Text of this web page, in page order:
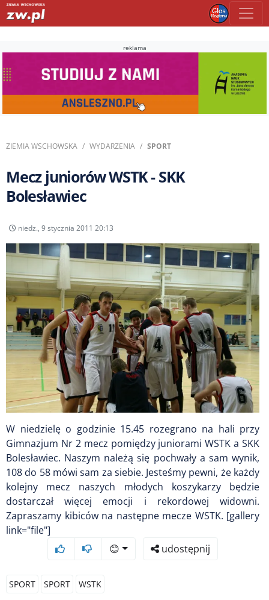
reklama
ZIEMIA WSCHOWSKA WYDARZENIA SPORT
Mecz juniorów WSTK - SKK
Bolesławiec
niedz., 9 stycznia 2011 20:13
W niedzielę o godzinie 15.45 rozegrano na hali przy
Gimnazjum Nr 2 mecz pomiędzy juniorami WSTK a SKK
Bolesławiec. Naszym należą się pochwały a sam wynik,
108 do 58 mówi sam za siebie. Jesteśmy pewni, że każdy
kolejny mecz naszych młodych koszykarzy będzie
dostarczał więcej emocji i rekordowej widowni.
Zapraszamy kibiców na następne mecze WSTK. [gallery
link="file"]
😊
udostępnij
SPORT SPORT WSTK